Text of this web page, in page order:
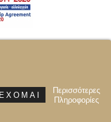
Περισσότερες
Πληροφορίες
RESERVED